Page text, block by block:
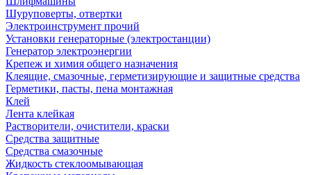
Шуруповерты, отвертки
Электроинструмент прочий
Установки генераторные (электростанции)
Генератор электроэнергии
Крепеж и химия общего назначения
Клеящие, смазочные, герметизирующие и защитные средства
Герметики, пасты, пена монтажная
Клей
Лента клейкая
Растворители, очистители, краски
Средства защитные
Средства смазочные
Жидкость стеклоомывающая